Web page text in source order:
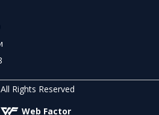
Rights Reserved
Web Factor